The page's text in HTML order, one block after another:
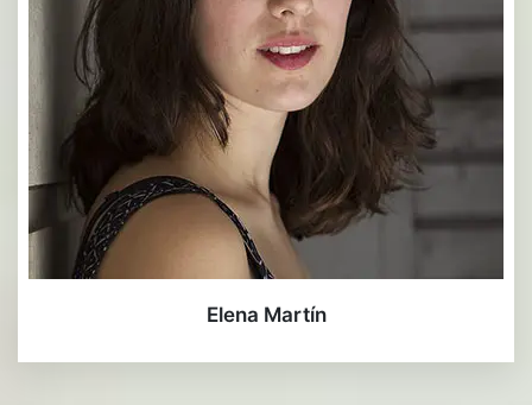
Elena Martín